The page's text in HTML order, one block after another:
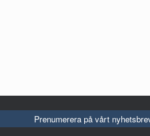
Prenumerera på vårt